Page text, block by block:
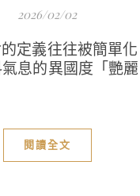
2026/02/02
定義往往被簡單
息的異國度「艷
閱讀全文